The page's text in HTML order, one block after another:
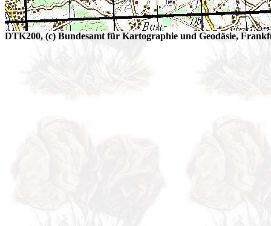
DTK200, (c) Bundesamt für Kartographie und Geodäsie,